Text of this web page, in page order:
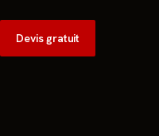
Devis gratuit